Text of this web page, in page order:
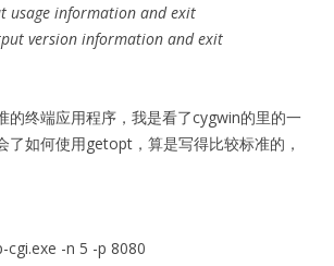
usage information and exit
version information and exit
的终端应用程序，我是看了cygwin的里的一
了如何使用getopt，算是写得比较标准的，
-n 5 -p 8080